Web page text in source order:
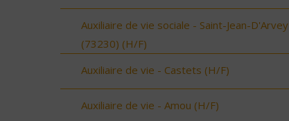
Auxiliaire de vie sociale - Saint-Jean-D'Arvey
(73230) (H/F)
Auxiliaire de vie - Castets (H/F)
Auxiliaire de vie - Amou (H/F)